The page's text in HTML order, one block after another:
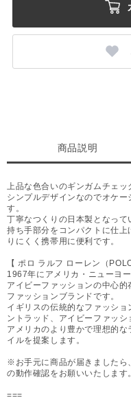
商品説明
上品な色合いのギンガムチェ
シンプルデザインなのでオケ
す。
丁寧なつくりの日本製となって
持ち手部分をコンパクトに仕
りにくく携帯用に便利です。
【 ポロ ラルフ ローレン（
1967年にアメリカ・ニューヨ
アイビーファッションの中心
ファッションブランドです。
イギリスの伝統的なファッシ
ントラッド、アイビーファッシ
アメリカのより豊かで理想的
イルを提案します。
※お手元に商品が届きましたら
の動作確認をお願いいたします。
===